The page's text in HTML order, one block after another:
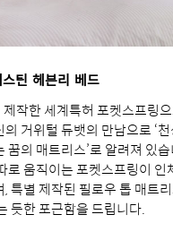
틴 헤븐리 베드
작한 세계특허 포켓스프링
거위털 듀뱃의 만남으로 ‘
꿈의 매트리스’로 알려져 있
로 움직이는 포켓스프링이 인
특별 제작된 필로우 톱 매트
듯한 포근함을 드립니다.